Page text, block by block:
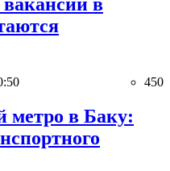
450
метро в Баку: